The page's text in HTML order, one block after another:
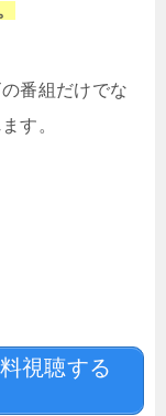
番組だけでな
す。
視聴する